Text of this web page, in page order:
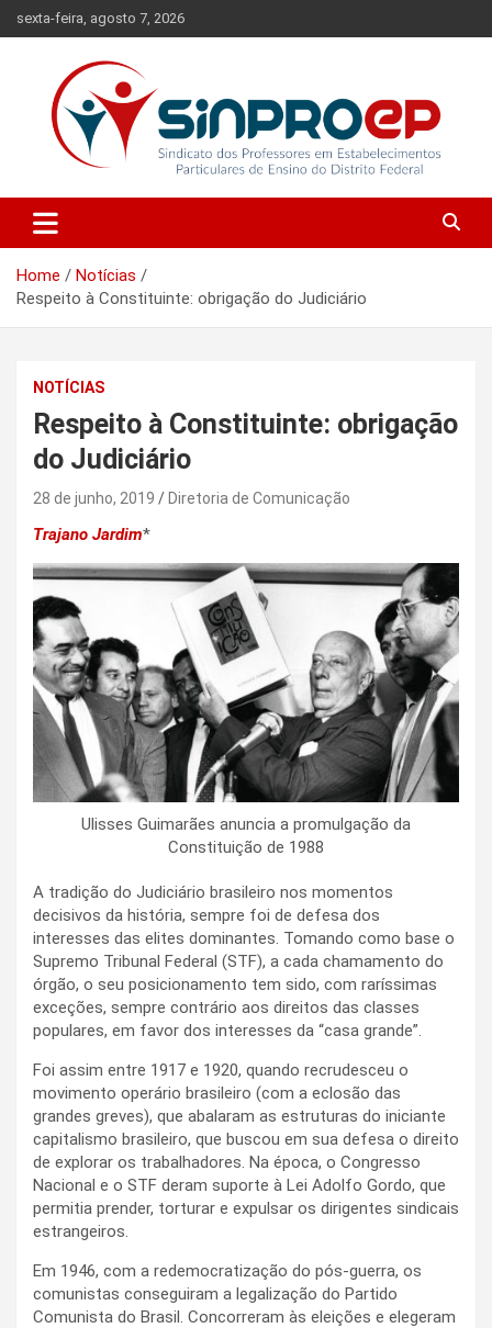
to
sexta-feira, agosto 7, 2026
Sinproep-DF
Ensino do Distrito Federal
Home
Notícias
Respeito à Constituinte: obrigação do Judiciário
NOTÍCIAS
Respeito à Constituinte: obrigação
do Judiciário
28 de junho, 2019 Diretoria de Comunicação
Trajano Jardim*
Ulisses Guimarães anuncia a promulgação da
Constituição de 1988
A tradição do Judiciário brasileiro nos momentos
decisivos da história, sempre foi de defesa dos
interesses das elites dominantes. Tomando como base o
Supremo Tribunal Federal (STF), a cada chamamento do
órgão, o seu posicionamento tem sido, com raríssimas
exceções, sempre contrário aos direitos das classes
populares, em favor dos interesses da “casa grande”.
Foi assim entre 1917 e 1920, quando recrudesceu o
movimento operário brasileiro (com a eclosão das
grandes greves), que abalaram as estruturas do iniciante
capitalismo brasileiro, que buscou em sua defesa o direito
de explorar os trabalhadores. Na época, o Congresso
Nacional e o STF deram suporte à Lei Adolfo Gordo, que
permitia prender, torturar e expulsar os dirigentes sindicais
estrangeiros.
Em 1946, com a redemocratização do pós-guerra, os
comunistas conseguiram a legalização do Partido
Comunista do Brasil. Concorreram às eleições e elegeram